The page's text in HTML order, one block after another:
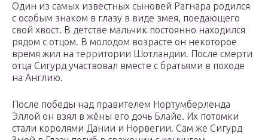
Один из самых известных сыновей Рагнара родился
с особым знаком в глазу в виде змея, поедающего
свой хвост. В детстве мальчик постоянно находился
рядом с отцом. В молодом возрасте он некоторое
время жил на территории Шотландии. После смерти
отца Сигурд участвовал вместе с братьями в походе
на Англию.
После победы над правителем Нортумберленда
Эллой он взял в жёны его дочь Блайе. Их потомки
стали королями Дании и Норвегии. Сам же Сигурд